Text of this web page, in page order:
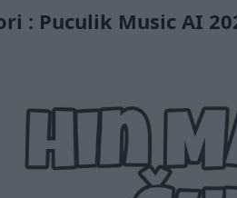
: Puculik Music AI